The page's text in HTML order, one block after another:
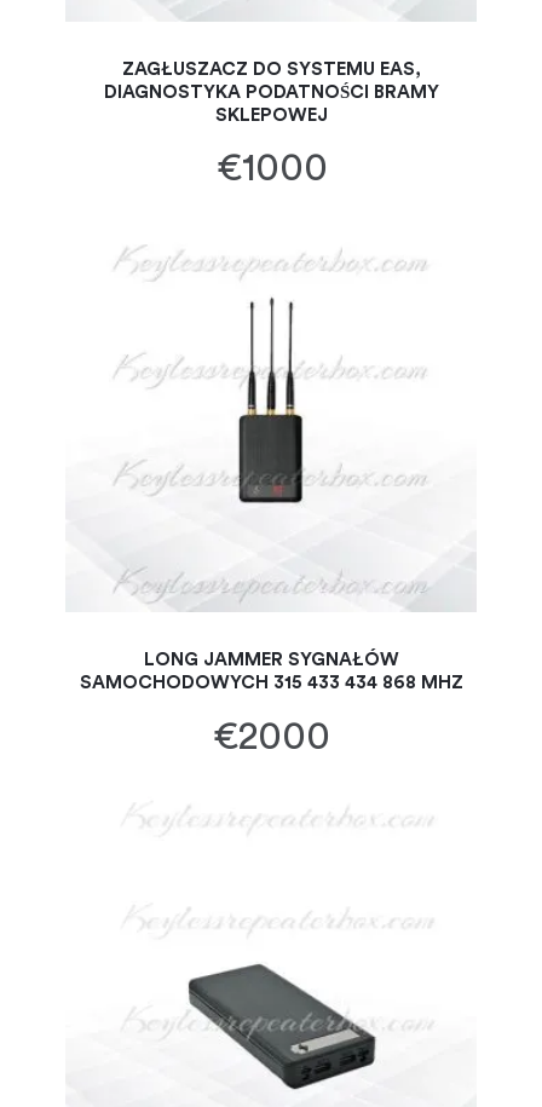
ZAGŁUSZACZ DO SYSTEMU EAS,
DIAGNOSTYKA PODATNOŚCI BRAMY
SKLEPOWEJ
€1000
LONG JAMMER SYGNAŁÓW
SAMOCHODOWYCH 315 433 434 868 MHZ
€2000